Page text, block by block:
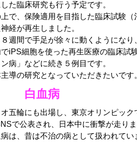
た臨床研究も行う予定です。
で、保険適用を目指した臨床試験
経が再生しました。
８週間で手足が徐々に動くようにな
でiPS細胞を使った再生医療の臨床試
病」などに続き５例目です。
主導の研究となっていただきたいです
白血病
オ五輪にも出場し、東京オリンピッ
で公表され、日本中に衝撃が走りま
は、昔は不治の病として扱われてい